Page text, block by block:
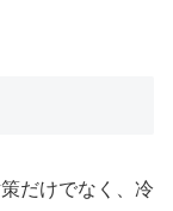
だけでなく、冷